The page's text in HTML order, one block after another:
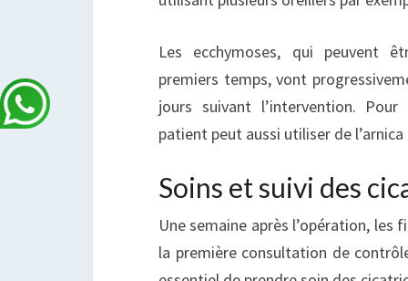
Les ecchymoses, qui peuvent
premiers temps, vont
jours suivant l’intervention.
patient peut aussi utiliser de
Soins et suivi des
Une semaine après l’opération,
la première consultation de